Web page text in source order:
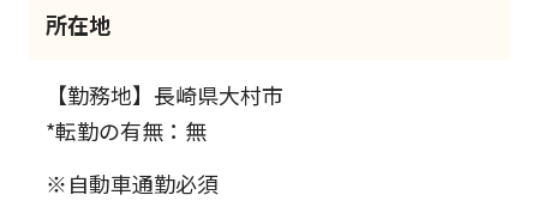
所在地
【勤務地】長崎県大村市
*転勤の有無：無
※自動車通勤必須